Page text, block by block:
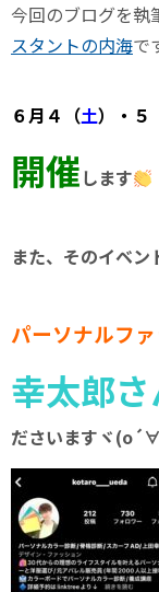
今回のブログを執
スタントの内海で
６月４（土）・５
開催します
また、そのイベン
パーソナルフ
幸太郎
ださいますヾ